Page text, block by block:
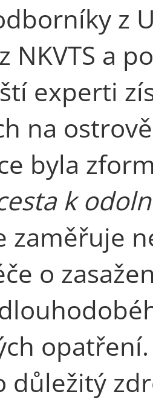
z
NKVTS a
experti
na
byla
k
zaměřuje
o
opatření.
důležitý